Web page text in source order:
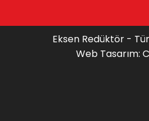
Eksen Redüktör -
Web Tasarım: